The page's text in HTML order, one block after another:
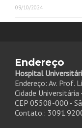
09/10/2024
Endereço
Hospital
Endereço: Av. Prof.
Cidade
CEP 05508-000 -
Contato.: